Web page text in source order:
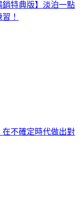
銷特典版】淡泊一點
！
不確定時代做出對